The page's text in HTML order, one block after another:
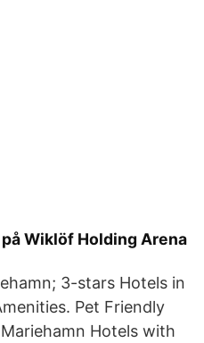
Wiklöf Holding Arena
3-stars Hotels in
Pet Friendly
Hotels with